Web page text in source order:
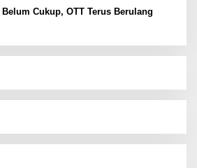
Belum Cukup, OTT Terus Berulang